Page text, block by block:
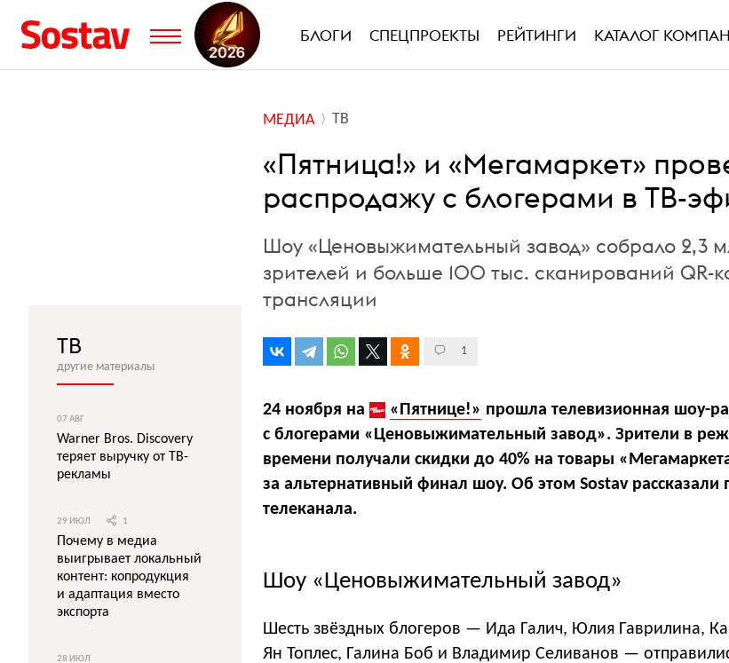
БЛОГИ СПЕЦПРОЕКТЫ РЕЙТИНГИ КАТАЛОГ
МЕДИА ТВ
«Пятница!» и «Мегамаркет»
распродажу с блогерами в ТВ-
Шоу «Ценовыжимательный завод» собрало 2,3
зрителей и больше 100 тыс. сканирований QR-
трансляции
1
24 ноября на «Пятнице!» прошла телевизионная шоу-
с блогерами «Ценовыжимательный завод». Зрители в
времени получали скидки до 40% на товары
за альтернативный финал шоу. Об этом Sostav рассказали
телеканала.
Шоу «Ценовыжимательный завод»
Шесть звёздных блогеров — Ида Галич, Юлия Гаврилина,
Ян Топлес, Галина Боб и Владимир Селиванов —
ТВ
другие материалы
07 АВГ
Warner Bros. Discovery
теряет выручку от ТВ-
рекламы
29 ИЮЛ 1
Почему в медиа
выигрывает локальный
контент: копродукция
и адаптация вместо
экспорта
28 ИЮЛ